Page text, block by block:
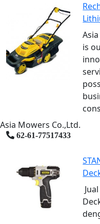
is
Asia Mowers Co.,Ltd.
62-61-77517433